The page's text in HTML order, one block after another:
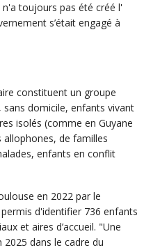
toujours pas été créé l'
s’était engagé à
constituent un groupe
domicile, enfants vivant
isolés (comme en Guyane
de familles
enfants en conflit
en 2022 par le
d'identifier 736 enfants
et aires d’accueil. "Une
2025 dans le cadre du